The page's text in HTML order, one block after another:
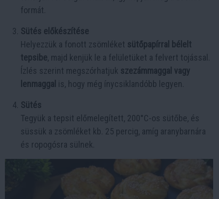
formát.
Sütés előkészítése
Helyezzük a fonott zsömléket sütőpapírral bélelt
tepsibe, majd kenjük le a felületüket a felvert tojással.
Ízlés szerint megszórhatjuk szezámmaggal vagy
lenmaggal is, hogy még ínycsiklandóbb legyen.
Sütés
Tegyük a tepsit előmelegített, 200°C-os sütőbe, és
süssük a zsömléket kb. 25 percig, amíg aranybarnára
és ropogósra sülnek.